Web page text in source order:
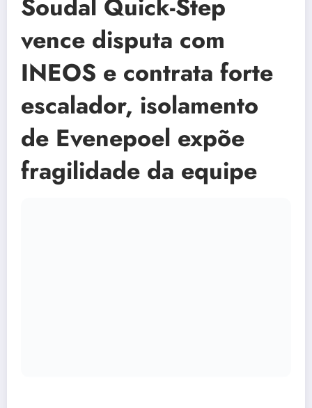
Soudal Quick-Step
vence disputa com
INEOS e contrata forte
escalador, isolamento
de Evenepoel expõe
fragilidade da equipe